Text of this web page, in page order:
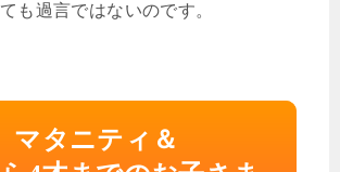
も過言ではないのです。
マタニティ＆